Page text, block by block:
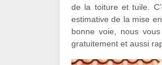
de la toiture et tuile.
estimative de la mise
bonne voie, nous
gratuitement et aussi